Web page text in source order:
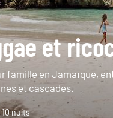
et
famille en Jamaïque,
et cascades.
nuits